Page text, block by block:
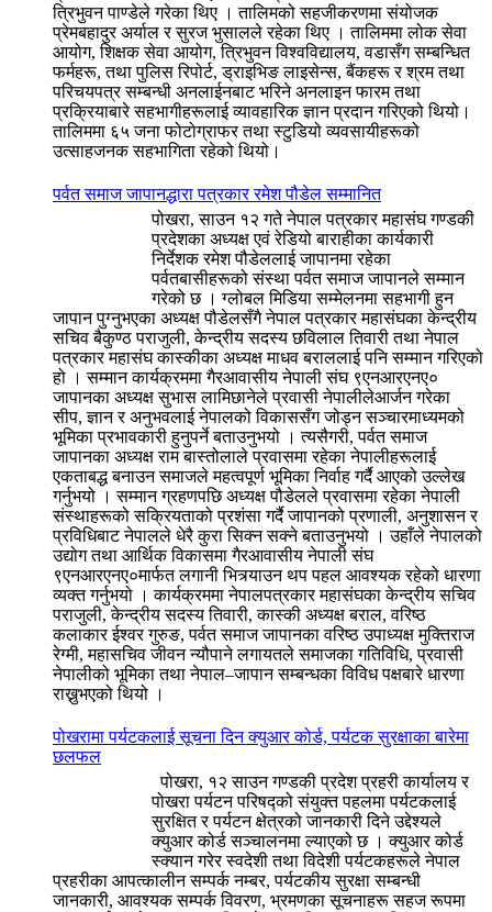
त्रिभुवन पाण्डेले गरेका थिए । तालिमको सहजीकरणमा संयोजक
प्रेमबहादुर अर्याल र सुरज भुसालले रहेका थिए । तालिममा लोक सेवा
आयोग, शिक्षक सेवा आयोग, त्रिभुवन विश्वविद्यालय, वडासँग सम्बन्धित
फर्महरू, तथा पुलिस रिपोर्ट, ड्राइभिङ लाइसेन्स, बैंकहरू र श्रम तथा
परिचयपत्र सम्बन्धी अनलाईनबाट भरिने अनलाइन फारम तथा
प्रक्रियाबारे सहभागीहरूलाई व्यावहारिक ज्ञान प्रदान गरिएको थियो।
तालिममा ६५ जना फोटोग्राफर तथा स्टुडियो व्यवसायीहरूको
उत्साहजनक सहभागिता रहेको थियो।
पर्वत समाज जापानद्धारा पत्रकार रमेश पौडेल सम्मानित
पोखरा, साउन १२ गते नेपाल पत्रकार महासंघ गण्डकी
प्रदेशका अध्यक्ष एवं रेडियो बाराहीका कार्यकारी
निर्देशक रमेश पौडेललाई जापानमा रहेका
पर्वतबासीहरूको संस्था पर्वत समाज जापानले सम्मान
गरेको छ । ग्लोबल मिडिया सम्मेलनमा सहभागी हुन
जापान पुग्नुभएका अध्यक्ष पौडेलसँगै नेपाल पत्रकार महासंघका केन्द्रीय
सचिव बैकुण्ठ पराजुली, केन्द्रीय सदस्य छविलाल तिवारी तथा नेपाल
पत्रकार महासंघ कास्कीका अध्यक्ष माधव बराललाई पनि सम्मान गरिएको
हो । सम्मान कार्यक्रममा गैरआवासीय नेपाली संघ ९एनआरएनए०
जापानका अध्यक्ष सुभास लामिछानेले प्रवासी नेपालीलेआर्जन गरेका
सीप, ज्ञान र अनुभवलाई नेपालको विकाससँग जोड्न सञ्चारमाध्यमको
भूमिका प्रभावकारी हुनुपर्ने बताउनुभयो । त्यसैगरी, पर्वत समाज
जापानका अध्यक्ष राम बास्तोलाले प्रवासमा रहेका नेपालीहरूलाई
एकताबद्ध बनाउन समाजले महत्वपूर्ण भूमिका निर्वाह गर्दै आएको उल्लेख
गर्नुभयो । सम्मान ग्रहणपछि अध्यक्ष पौडेलले प्रवासमा रहेका नेपाली
संस्थाहरूको सक्रियताको प्रशंसा गर्दै जापानको प्रणाली, अनुशासन र
प्रविधिबाट नेपालले धेरै कुरा सिक्न सक्ने बताउनुभयो । उहाँले नेपालको
उद्योग तथा आर्थिक विकासमा गैरआवासीय नेपाली संघ
९एनआरएनए०मार्फत लगानी भित्र्याउन थप पहल आवश्यक रहेको धारणा
व्यक्त गर्नुभयो । कार्यक्रममा नेपालपत्रकार महासंघका केन्द्रीय सचिव
पराजुली, केन्द्रीय सदस्य तिवारी, कास्की अध्यक्ष बराल, वरिष्ठ
कलाकार ईश्वर गुरुङ, पर्वत समाज जापानका वरिष्ठ उपाध्यक्ष मुक्तिराज
रेग्मी, महासचिव जीवन न्यौपाने लगायतले समाजका गतिविधि, प्रवासी
नेपालीको भूमिका तथा नेपाल–जापान सम्बन्धका विविध पक्षबारे धारणा
राख्नुभएको थियो ।
पोखरामा पर्यटकलाई सूचना दिन क्युआर कोर्ड, पर्यटक सुरक्षाका बारेमा
छलफल
पोखरा, १२ साउन गण्डकी प्रदेश प्रहरी कार्यालय र
पोखरा पर्यटन परिषद्को संयुक्त पहलमा पर्यटकलाई
सुरक्षित र पर्यटन क्षेत्रको जानकारी दिने उद्देश्यले
क्युआर कोर्ड सञ्चालनमा ल्याएको छ । क्युआर कोर्ड
स्क्यान गरेर स्वदेशी तथा विदेशी पर्यटकहरूले नेपाल
प्रहरीका आपत्कालीन सम्पर्क नम्बर, पर्यटकीय सुरक्षा सम्बन्धी
जानकारी, आवश्यक सम्पर्क विवरण, भ्रमणका सूचनाहरू सहज रूपमा